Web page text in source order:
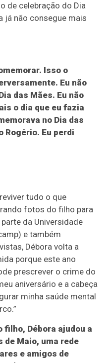
de celebração do Dia
já não consegue mais
Isso o
Eu não
das Mães. Eu não
o dia que eu fazia
no Dia das
Rogério. Eu perdi
tudo o que
fotos do filho para
da Universidade
e também
Débora volta a
porque este ano
prescrever o crime do
aniversário e a cabeça
minha saúde mental
filho, Débora ajudou a
de Maio, uma rede
e amigos de